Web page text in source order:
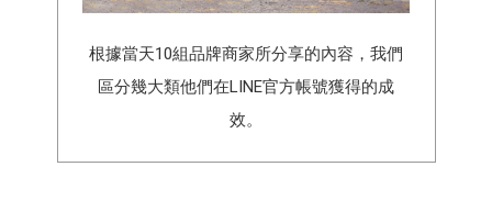
根據當天10組品牌商家所分享的內容，我們
區分幾大類他們在LINE官方帳號獲得的成
效。